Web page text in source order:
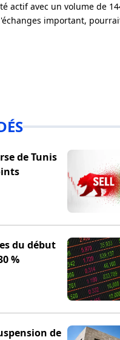
actif avec un volume de
important,
de Tunis
du début
%
de